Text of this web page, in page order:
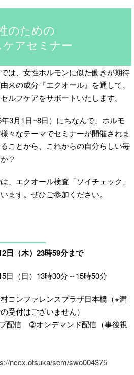
のための
アセミナー
は、女性ホルモンに似た働きが期待
来の成分『エクオール』を通して、
ルフケアをサポートいたします。
3月1日~8日）にちなんで、ホルモ
々なテーマでセミナーが開催されま
ことから、これからの自分らしい毎
？
、エクオール検査「ソイチェック」
ます。ぜひご参加ください。
日（木）23時59分まで
日（日）13時30分～15時50分
コンファレンスプラザ日本橋（※満
受付はございません）
配信 ➁オンデマンド配信（事後視
nccx.otsuka/sem/swo004375